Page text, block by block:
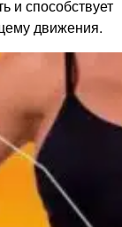
и способствует
движения.